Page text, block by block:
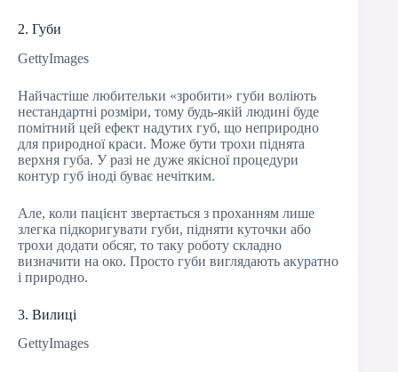
2. Губи
GettyImages
Найчастіше любительки «зробити» губи воліють
нестандартні розміри, тому будь-якій людині буде
помітний цей ефект надутих губ, що неприродно
для природної краси. Може бути трохи піднята
верхня губа. У разі не дуже якісної процедури
контур губ іноді буває нечітким.
Але, коли пацієнт звертається з проханням лише
злегка підкоригувати губи, підняти куточки або
трохи додати обсяг, то таку роботу складно
визначити на око. Просто губи виглядають акуратно
і природно.
3. Вилиці
GettyImages